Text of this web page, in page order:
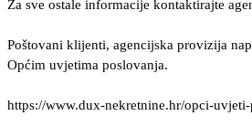
Za sve ostale informacije kontaktirajte
Poštovani klijenti, agencijska provizija
Općim uvjetima poslovanja.
https://www.dux-nekretnine.hr/opci-